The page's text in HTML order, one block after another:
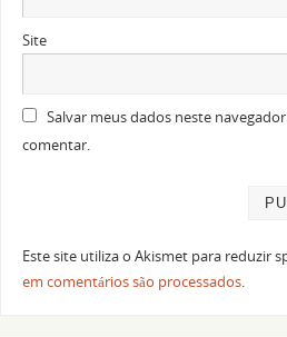
Site
Salvar meus dados neste
comentar.
Este site utiliza o Akismet para reduzir
em comentários são processados.